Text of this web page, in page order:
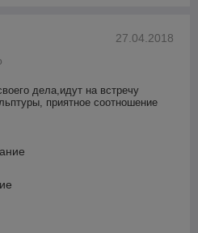
27.04.2018
дела,идут на встречу
приятное соотношение